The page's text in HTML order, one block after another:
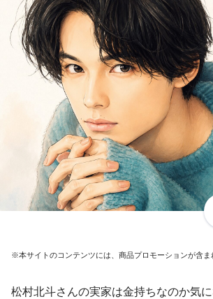
※本サイトのコンテンツには、商品プロモーションが含ま
松村北斗さんの実家は金持ちなのか気